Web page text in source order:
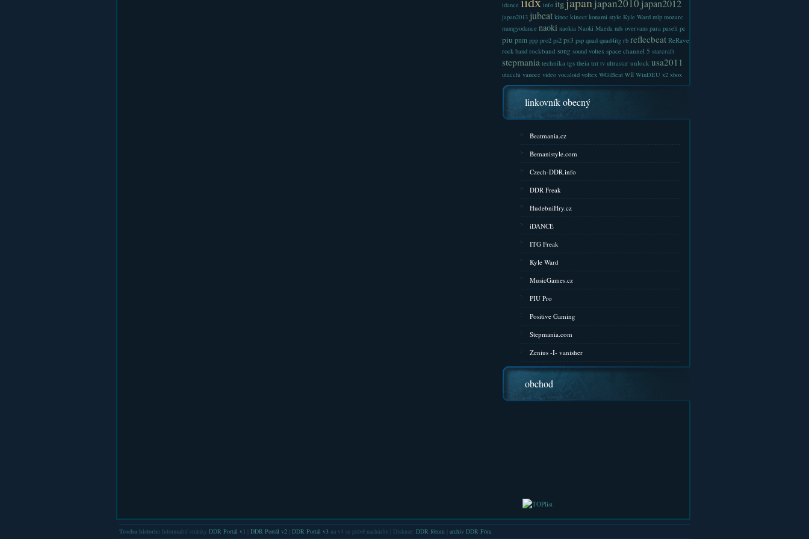
idance
info itg japan2010 japan2012
japan2013 jubeat kinec kinect konami style Kyle Ward mlp mozarc
mungyodance naoki naokia Naoki Maeda nds overvans para paseli pc
piu pnm ppp pro2 ps2 ps3 psp quad quad4itg rb reflecbeat ReRave
rock band rockband song sound voltex space channel 5 starcraft
stepmania technika tgs theia tnt tv ultrastar unlock usa2011
utacchi vanoce video vocaloid voltex WGiBeat wii WinDEU x2 xbox
linkovník obecný
Beatmania.cz
Bemanistyle.com
Czech-DDR.info
DDR Freak
HudebniHry.cz
iDANCE
ITG Freak
Kyle Ward
MusicGames.cz
PIU Pro
Positive Gaming
Stepmania.com
Zenius -I- vanisher
obchod
Trocha historie: Informační stránky DDR Portál v1 DDR Portál v2| DDR Portál v3na v4 se právě nacházíte | Diskuze: DDR fórum archiv DDR Fóra